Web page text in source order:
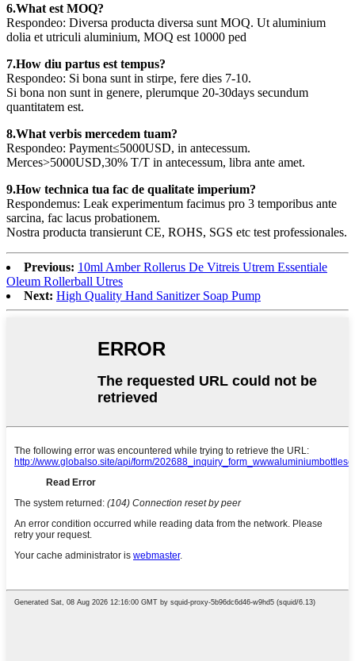
6.What est MOQ?
Respondeo: Diversa producta diversa sunt MOQ. Ut aluminium
dolia et utriculi aluminium, MOQ est 10000 ped
7.How diu partus est tempus?
Respondeo: Si bona sunt in stirpe, fere dies 7-10.
Si bona non sunt in genere, plerumque 20-30days secundum
quantitatem est.
8.What verbis mercedem tuam?
Respondeo: Payment≤5000USD, in antecessum.
Merces>5000USD,30% T/T in antecessum, libra ante amet.
9.How technica tua fac de qualitate imperium?
Respondemus: Leak experimentum facimus pro 3 temporibus ante
sarcina, fac lacus probationem.
Nostra producta transierunt CE, ROHS, SGS etc test professionales.
Previous: 10ml Amber Rollerus De Vitreis Utrem Essentiale
Oleum Rollerball Utres
Next: High Quality Hand Sanitizer Soap Pump